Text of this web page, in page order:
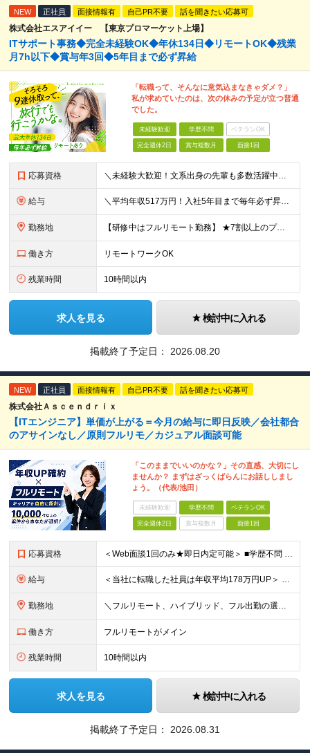
NEW 正社員 面接情報有 自己PR不要 話を聞きたい応募可
株式会社エスアイイー 【東京プロマーケット上場】
ITサポート事務◆完全未経験OK◆年休134日◆リモートOK◆残業
月7h以下◆賞与年3回◆5年目まで必ず昇給
「転職って、そんなに意気込まなきゃダメ？」
私が求めていたのは、次の休みの予定が立つ普通
でした。
未経験歓迎 学歴不問 ベテランOK
完全週休2日 賞与複数月 面接1回
応募資格 ＼未経験大歓迎！文系出身の先輩も多数活躍中／ ◆PCスキルに自信のない方も歓迎 ◆完全未経験OK ◆社会人デビューもOK ◆学歴不問 ＊*こんなアナタにオススメです*＊ ◇事務職に興味があるが、給与
給与 ＼平均年収517万円！入社5年目まで毎年必ず昇給／ ■賞与年3回 ■年収800万円以上も可 ■入社3年以上の平均年収469.2万円 月給23万2000円以上＋賞与年3回＋各種手当 ☆入社5年目まで最
勤務地 【研修中はフルリモート勤務】 ★7割以上のプロジェクトでリモートワークを導入 ★一都三県のプロジェクト先 ★転居を伴う転勤なし ＜プロジェクト先＞ 東京・神奈川・千葉・埼玉でのプロジェクト先にて勤務
働き方 リモートワークOK
残業時間 10時間以内
求人を見る 検討中に入れる
掲載終了予定日： 2026.08.20
NEW 正社員 面接情報有 自己PR不要 話を聞きたい応募可
株式会社Ａｓｃｅｎｄｒｉｘ
【ITエンジニア】単価が上がる＝今月の給与に即日反映／会社都合
のアサインなし／原則フルリモ／カジュアル面談可能
「このままでいいのかな？」その直感、大切にし
ませんか？ まずはざっくばらんにお話ししまし
ょう。（代表/池田）
未経験歓迎 学歴不問 ベテランOK
完全週休2日 賞与複数月 面接1回
応募資格 ＜Web面談1回のみ★即日内定可能＞ ■学歴不問 ■エンジニアとしての実務経験1年以上 （開発・インフラ・技術・工程など不問）
給与 ＜当社に転職した社員は年収平均178万円UP＞ 月給45万円～120万円＋賞与＋各手当 ※経験・能力などを考慮の上、決定します ※案件の契約内容（月単金など）や昇給、賞与額はすべてシステム上で開示し
勤務地 ＼フルリモート、ハイブリッド、フル出勤の選択可＆帰社日なし／ 【下記エリアを中心とするクライアント先または自宅にて勤務】 ■首都圏：東京・埼玉・千葉・神奈川 ■関西：大阪・兵庫・京都・滋賀・奈良・和
働き方 フルリモートがメイン
残業時間 10時間以内
求人を見る 検討中に入れる
掲載終了予定日： 2026.08.31